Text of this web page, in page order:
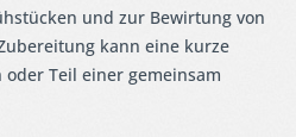
und zur Bewirtung von
kann eine kurze
Teil einer gemeinsam